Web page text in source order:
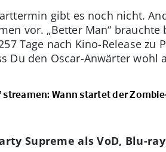
gibt es noch nicht.
vor. „Better Man“
Tage nach Kino-Release
Du den Oscar-Anwärter
streamen: Wann startet der
Supreme als VoD, Blu-ray